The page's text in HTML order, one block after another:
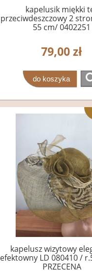
kapelusik miękki
przeciwdeszczowy 2
55 cm/ 0402251
79,00 zł
do koszyka
kapelusz wizytowy
efektowny LD 080410 /
PRZECENA